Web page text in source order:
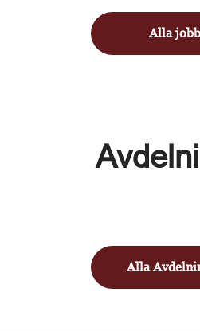
Alla jobb
Nyproduktion &
Alla